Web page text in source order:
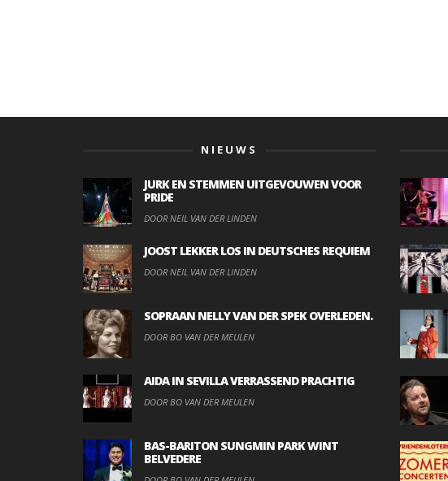
NIEUWS
JURK EN STEMMEN UITGEVOUWEN VOOR
PRIDE
DOOR NEIL VAN DER LINDEN
JOOST LEKKER LOS IN DEUTSCHES REQUIEM
DOOR NEIL VAN DER LINDEN
SOPRAAN NELLY VAN DER SPEK OVERLEDEN.
DOOR BO VAN DER MEULEN
AIDA IN SEVILLA VERRASSEND PRACHTIG
DOOR BO VAN DER MEULEN
BAS-BARITON SUNGMIN PARK WINT
BELVEDERE